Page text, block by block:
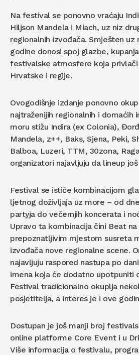
Na festival se ponovno vraćaju
Hiljson Mandela i Miach, uz niz
regionalnih izvođača. Smješten
godine donosi spoj glazbe,
festivalske atmosfere koja
Hrvatske i regije.
Ovogodišnje izdanje ponovno
najtraženijih regionalnih i domaćih
moru stižu Indira (ex Colonia),
Mandela, z++, Baks, Sjena, Peki,
Balboa, Luzeri, TTM, 30zona,
organizatori najavljuju da lineup
Festival se ističe kombinacijom
ljetnog doživljaja uz more – od
partyja do večernjih koncerata i
Upravo ta kombinacija čini Beat na
prepoznatljivim mjestom susreta
izvođača nove regionalne scene.
najavljuju raspored nastupa po
imena koja će dodatno upotpuniti
Festival tradicionalno okuplja
posjetitelja, a interes je i ove
Dostupan je još manji broj
online platforme Core Event i u
Više informacija o festivalu,